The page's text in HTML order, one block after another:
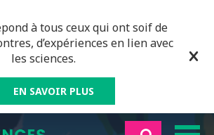
à tous ceux qui ont soif de
d’expériences en lien avec
les sciences.
EN SAVOIR PLUS